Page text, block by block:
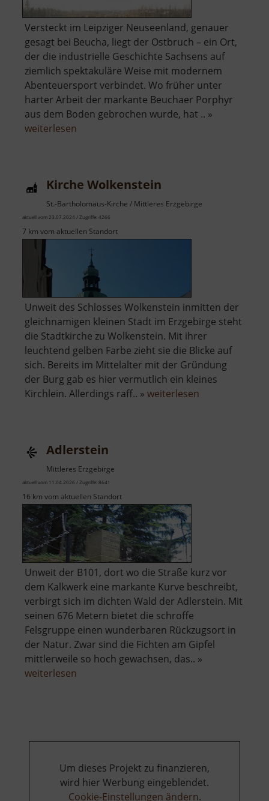
Versteckt im Leipziger Neuseenland, genauer
gesagt bei Beucha, liegt der Ostbruch – ein Ort,
der die industrielle Geschichte Sachsens auf
ziemlich spektakuläre Weise mit modernem
Abenteuersport verbindet. Wo früher unter
harter Arbeit der markante Beuchaer Porphyr
aus dem Boden gebrochen wurde, hat .. »
weiterlesen
Kirche Wolkenstein
St.-Bartholomäus-Kirche / Mittleres Erzgebirge
aktuell vom 23.07.2024 / Zugriffe: 4266
7 km vom aktuellen Standort
Unweit des Schlosses Wolkenstein inmitten der
gleichnamigen kleinen Stadt im Erzgebirge steht
die Stadtkirche zu Wolkenstein. Mit ihrer
leuchtend gelben Farbe zieht sie die Blicke auf
sich. Bereits im Mittelalter mit der Gründung
der Burg gab es hier vermutlich ein kleines
Kirchlein. Allerdings raff.. » weiterlesen
Adlerstein
Mittleres Erzgebirge
aktuell vom 11.04.2026 / Zugriffe: 8641
16 km vom aktuellen Standort
Unweit der B101, dort wo die Straße kurz vor
dem Kalkwerk eine markante Kurve beschreibt,
verbirgt sich im dichten Wald der Adlerstein. Mit
seinen 676 Metern bietet die schroffe
Felsgruppe einen wunderbaren Rückzugsort in
der Natur. Zwar sind die Fichten am Gipfel
mittlerweile so hoch gewachsen, das.. »
weiterlesen
Um dieses Projekt zu finanzieren,
wird hier Werbung eingeblendet.
Cookie-Einstellungen ändern.